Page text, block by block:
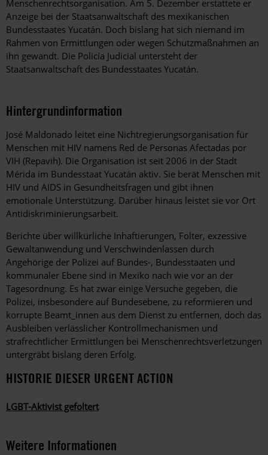
Menschenrechtsorganisation. Am 5. Dezember erstattete er
Anzeige bei der Staatsanwaltschaft des mexikanischen
Bundesstaates Yucatán. Doch bislang hat sich niemand im
Rahmen von Ermittlungen oder wegen Schutzmaßnahmen an
ihn gewandt. Die Policía Judicial untersteht der
Staatsanwaltschaft des Bundesstaates Yucatán.
Hintergrundinformation
Hintergrund
José Maldonado leitet eine Nichtregierungsorganisation für
Menschen mit HIV namens Red de Personas Afectadas por
VIH (Repavih). Die Organisation ist seit 2006 in der Stadt
Mérida im Bundesstaat Yucatán aktiv. Sie berät Menschen mit
HIV und AIDS in Gesundheitsfragen und gibt ihnen
emotionale Unterstützung. Darüber hinaus leistet sie vor Ort
Antidiskriminierungsarbeit.
Berichte über willkürliche Inhaftierungen, Folter, exzessive
Gewaltanwendung und Verschwindenlassen durch
Angehörige der Polizei auf Bundes-, Bundesstaaten und
kommunaler Ebene sind in Mexiko nach wie vor an der
Tagesordnung. Es hat zwar einige Versuche gegeben, die
Polizei, insbesondere auf Bundesebene, zu reformieren und
korrupte Beamt_innen aus dem Dienst zu entfernen, doch das
Ausbleiben verlässlicher Kontrollmechanismen und
strafrechtlicher Ermittlungen bei Menschenrechtsverletzungen
untergräbt bislang deren Erfolg.
HISTORIE DIESER URGENT ACTION
LGBT-Aktivist gefoltert
Weitere Informationen